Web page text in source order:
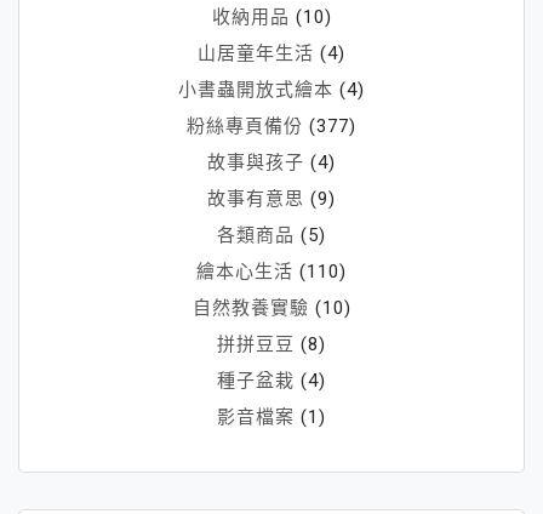
柯
老
師」）
收納用品 (10)
山居童年生活 (4)
小書蟲開放式繪本 (4)
粉絲專頁備份 (377)
故事與孩子 (4)
故事有意思 (9)
各類商品 (5)
繪本心生活 (110)
自然教養實驗 (10)
拼拼豆豆 (8)
種子盆栽 (4)
影音檔案 (1)